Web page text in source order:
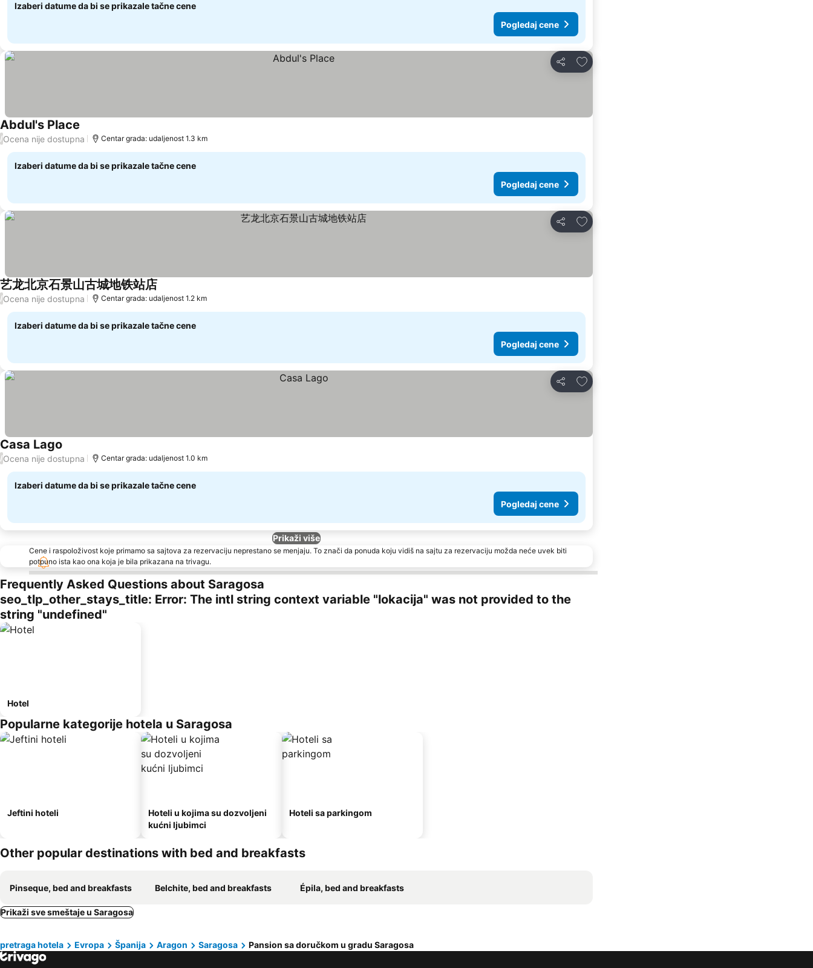
Izaberi datume da bi se prikazale tačne cene
Pogledaj cene
Deli
Dodati u favorite
Abdul's Place Pogledaj cene
/Ocena nije dostupna Centar grada: udaljenost 1.3 km
Izaberi datume da bi se prikazale tačne cene
Pogledaj cene
Deli
Dodati u favorite
艺龙北京石景山古城地铁站店
/Ocena nije dostupna Centar grada: udaljenost 1.2 km
Izaberi datume da bi se prikazale tačne cene
Pogledaj cene
Deli
Dodati u favorite
Casa Lago Pogledaj cene
/Ocena nije dostupna Centar grada: udaljenost 1.0 km
Izaberi datume da bi se prikazale tačne cene
Pogledaj cene
Prikaži više
Cene i raspoloživost koje primamo sa sajtova za rezervaciju neprestano se menjaju. To znači da ponuda koju vidiš na sajtu za rezervaciju možda neće uvek biti
potpuno ista kao ona koja je bila prikazana na trivagu.
Frequently Asked Questions about Saragosa
seo_tlp_other_stays_title: Error: The intl string context variable "lokacija" was not provided to the
string "undefined"
Hotel
Popularne kategorije hotela u Saragosa
Jeftini hoteli
Hoteli u kojima su dozvoljeni
kućni ljubimci
Hoteli sa parkingom
Other popular destinations with bed and breakfasts
Pinseque, bed and breakfasts Belchite, bed and breakfasts Épila, bed and breakfasts
Prikaži sve smeštaje u Saragosa
pretraga hotela Evropa Španija Aragon Saragosa Pansion sa doručkom u gradu Saragosa